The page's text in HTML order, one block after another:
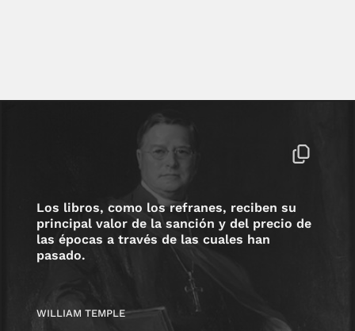
Los libros, como los refranes, reciben su
principal valor de la sanción y del precio de
las épocas a través de las cuales han
pasado.
WILLIAM TEMPLE